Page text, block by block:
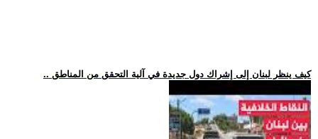
.. كيف ينظر لبنان إلى إشراك دول جديدة في آلية التحقق من المناطق